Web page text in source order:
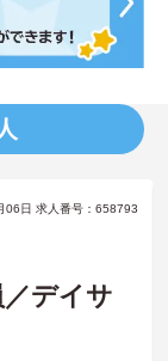
06日 求人番号：658793
／デイサ